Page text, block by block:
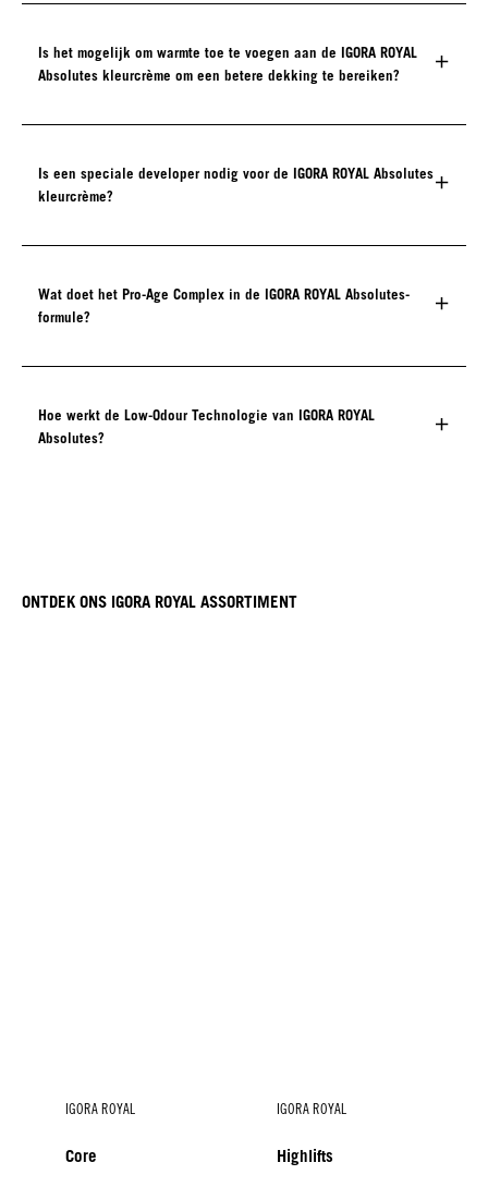
Is het mogelijk om warmte toe te voegen aan de IGORA ROYAL
Absolutes kleurcrème om een betere dekking te bereiken?
Is een speciale developer nodig voor de IGORA ROYAL Absolutes
kleurcrème?
Wat doet het Pro-Age Complex in de IGORA ROYAL Absolutes-
formule?
Hoe werkt de Low-Odour Technologie van IGORA ROYAL
Absolutes?
ONTDEK ONS IGORA ROYAL ASSORTIMENT
IGORA ROYAL
Core
IGORA ROYAL
Highlifts